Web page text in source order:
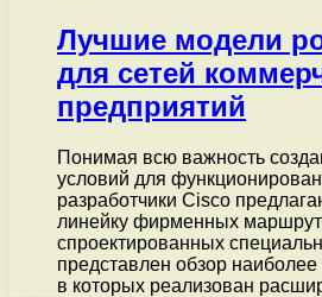
Лучшие модели
для сетей
предприятий
Понимая всю важность
условий для
разработчики Cisco
линейку фирменных
спроектированных
представлен обзор
в которых реализован